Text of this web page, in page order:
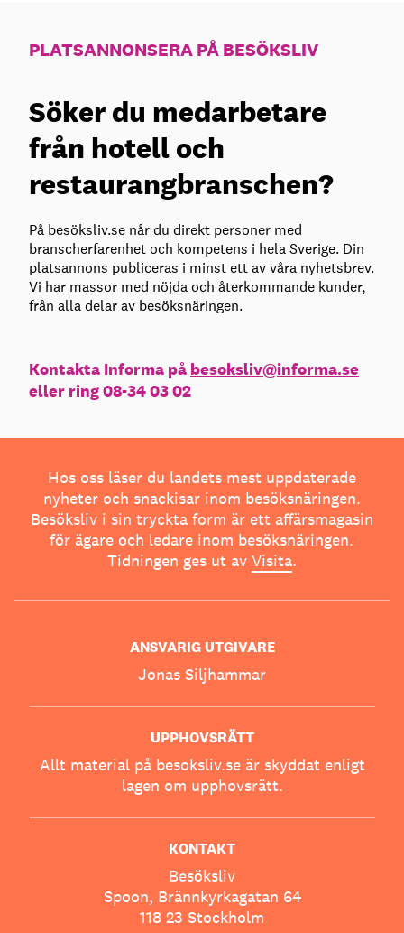
PLATSANNONSERA PÅ BESÖKSLIV
Söker du medarbetare
från hotell och
restaurangbranschen?
På besöksliv.se når du direkt personer med
branscherfarenhet och kompetens i hela Sverige. Din
platsannons publiceras i minst ett av våra nyhetsbrev.
Vi har massor med nöjda och återkommande kunder,
från alla delar av besöksnäringen.
Kontakta Informa på besoksliv@informa.se
eller ring 08-34 03 02
Hos oss läser du landets mest uppdaterade
nyheter och snackisar inom besöksnäringen.
Besöksliv i sin tryckta form är ett affärsmagasin
för ägare och ledare inom besöksnäringen.
Tidningen ges ut av Visita.
ANSVARIG UTGIVARE
Jonas Siljhammar
UPPHOVSRÄTT
Allt material på besoksliv.se är skyddat enligt
lagen om upphovsrätt.
KONTAKT
Besöksliv
Spoon, Brännkyrkagatan 64
118 23 Stockholm